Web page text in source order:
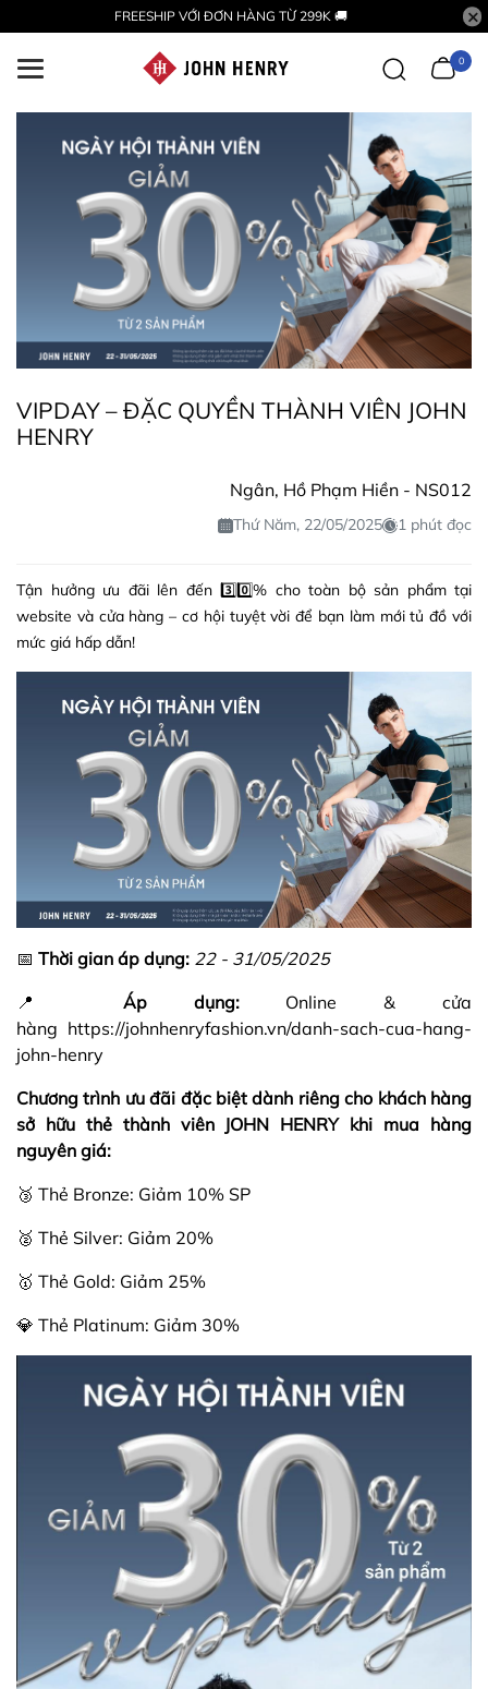
FREESHIP VỚI ĐƠN HÀNG TỪ 299K 🚚
0
VIPDAY – ĐẶC QUYỀN THÀNH VIÊN JOHN
HENRY
Ngân, Hồ Phạm Hiền - NS012
Thứ Năm, 22/05/2025 1 phút đọc
Tận hưởng ưu đãi lên đến 3️⃣0️⃣% cho toàn bộ sản phẩm tại
website và cửa hàng – cơ hội tuyệt vời để bạn làm mới tủ đồ với
mức giá hấp dẫn!
📅 Thời gian áp dụng: 22 - 31/05/2025
📍
Áp dụng:
Online & cửa
hàng https://johnhenryfashion.vn/danh-sach-cua-hang-
john-henry
Chương trình ưu đãi đặc biệt dành riêng cho khách hàng
sở hữu thẻ thành viên JOHN HENRY khi mua hàng
nguyên giá:​
🥉 Thẻ Bronze: Giảm 10%​ SP
🥈 Thẻ Silver: Giảm 20%
🥇 Thẻ Gold: Giảm 25%​
💎 Thẻ Platinum: Giảm 30%